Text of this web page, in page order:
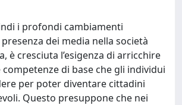
i profondi cambiamenti
dei media nella società
è cresciuta l’esigenza di arricchire
di base che gli individui
per poter diventare cittadini
Questo presuppone che nei